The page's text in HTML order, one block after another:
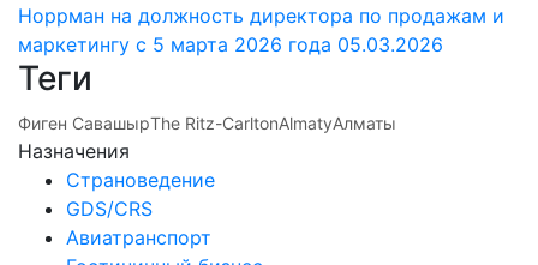
Норрман на должность директора по продажам и
маркетингу с 5 марта 2026 года 05.03.2026
Теги
Фиген СавашырThe Ritz-CarltonAlmatyАлматы
Назначения
Страноведение
GDS/CRS
Авиатранспорт